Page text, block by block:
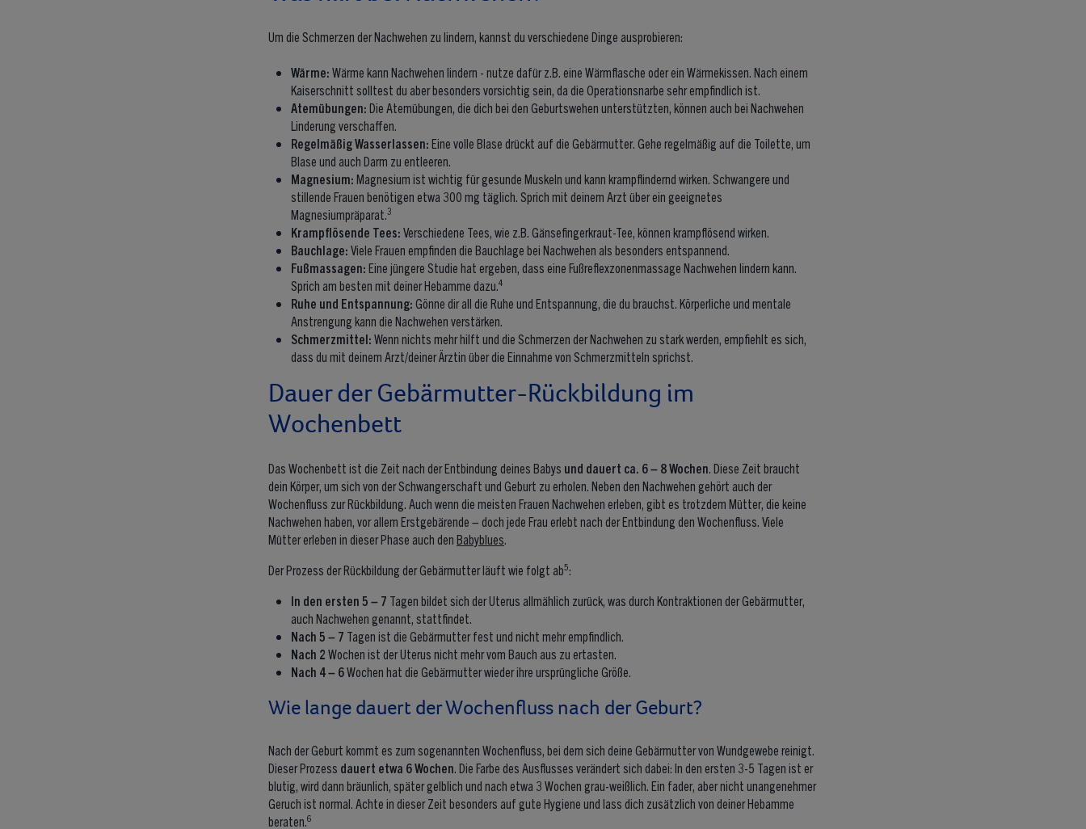
Um die Schmerzen der Nachwehen zu lindern, kannst du verschiedene Dinge ausprobieren:
Wärme: Wärme kann Nachwehen lindern - nutze dafür z.B. eine Wärmflasche oder ein Wärmekissen. Nach einem
Kaiserschnitt solltest du aber besonders vorsichtig sein, da die Operationsnarbe sehr empfindlich ist.
Atemübungen: Die Atemübungen, die dich bei den Geburtswehen unterstützten, können auch bei Nachwehen
Linderung verschaffen.
Regelmäßig Wasserlassen: Eine volle Blase drückt auf die Gebärmutter. Gehe regelmäßig auf die Toilette, um
Blase und auch Darm zu entleeren.
Magnesium: Magnesium ist wichtig für gesunde Muskeln und kann krampflindernd wirken. Schwangere und
stillende Frauen benötigen etwa 300 mg täglich. Sprich mit deinem Arzt über ein geeignetes
Magnesiumpräparat.3
Krampflösende Tees: Verschiedene Tees, wie z.B. Gänsefingerkraut-Tee, können krampflösend wirken.
Bauchlage: Viele Frauen empfinden die Bauchlage bei Nachwehen als besonders entspannend.
Fußmassagen: Eine jüngere Studie hat ergeben, dass eine Fußreflexzonenmassage Nachwehen lindern kann.
Sprich am besten mit deiner Hebamme dazu.4
Ruhe und Entspannung: Gönne dir all die Ruhe und Entspannung, die du brauchst. Körperliche und mentale
Anstrengung kann die Nachwehen verstärken.
Schmerzmittel: Wenn nichts mehr hilft und die Schmerzen der Nachwehen zu stark werden, empfiehlt es sich,
dass du mit deinem Arzt/deiner Ärztin über die Einnahme von Schmerzmitteln sprichst.
Dauer der Gebärmutter-Rückbildung im
Wochenbett
Das Wochenbett ist die Zeit nach der Entbindung deines Babys und dauert ca. 6 – 8 Wochen. Diese Zeit braucht
dein Körper, um sich von der Schwangerschaft und Geburt zu erholen. Neben den Nachwehen gehört auch der
Wochenfluss zur Rückbildung. Auch wenn die meisten Frauen Nachwehen erleben, gibt es trotzdem Mütter, die keine
Nachwehen haben, vor allem Erstgebärende – doch jede Frau erlebt nach der Entbindung den Wochenfluss. Viele
Mütter erleben in dieser Phase auch den Babyblues.
Der Prozess der Rückbildung der Gebärmutter läuft wie folgt ab5:
In den ersten 5 – 7 Tagen bildet sich der Uterus allmählich zurück, was durch Kontraktionen der Gebärmutter,
auch Nachwehen genannt, stattfindet.
Nach 5 – 7 Tagen ist die Gebärmutter fest und nicht mehr empfindlich.
Nach 2 Wochen ist der Uterus nicht mehr vom Bauch aus zu ertasten.
Nach 4 – 6Wochen hat die Gebärmutter wieder ihre ursprüngliche Größe.
Wie lange dauert der Wochenfluss nach der Geburt?
Nach der Geburt kommt es zum sogenannten Wochenfluss, bei dem sich deine Gebärmutter von Wundgewebe reinigt.
Dieser Prozess dauert etwa 6 Wochen. Die Farbe des Ausflusses verändert sich dabei: In den ersten 3-5 Tagen ist er
blutig, wird dann bräunlich, später gelblich und nach etwa 3 Wochen grau-weißlich. Ein fader, aber nicht unangenehmer
Geruch ist normal. Achte in dieser Zeit besonders auf gute Hygiene und lass dich zusätzlich von deiner Hebamme
beraten.6